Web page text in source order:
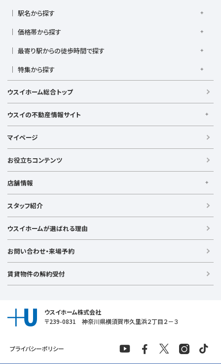
横須賀線
湘南新宿ライン高海
小田急江ノ島線
ブルーライン
みなとみらい線
相鉄いずみ野線
相模鉄道新横浜線
江ノ島電鉄
湘南モノレール
駅名から探す
上大岡駅
鴨居駅
港南台駅
小机駅 桜木町駅
根岸駅
平塚駅
横須賀中央駅
横浜駅
価格帯から探す
4,000万円台
5,000万円台
8,000万円台
最寄り駅からの徒歩時間で探す
駅徒歩7分以内
駅徒歩20分以内
駅徒歩21分以上
特集から探す
ペット相談可
リフォーム・リノベーション済
LDK15畳以上
浴室乾燥機付き
キッチン充実
ウスイホーム総合トップ
ウスイの不動産情報サイト
【借りる】
賃貸住宅
事業用賃貸
【買う】
新築戸建て
土地
投資物件
ラグジュアリー物件
【売る】
マイページ
お役立ちコンテンツ
店舗情報
【横浜エリア】
金沢文庫店
上大岡店 戸塚店 新横浜店
港北ニュータウン店
【湘南エリア】
追浜店
衣笠店
横須賀中央店
スタッフ紹介
ウスイホームが選ばれる理由
お問い合わせ・来場予約
賃貸物件の解約受付
ウスイホーム株式会社
〒239-0831 神奈川県横須賀市久里浜２丁目２－３
プライバシーポリシー